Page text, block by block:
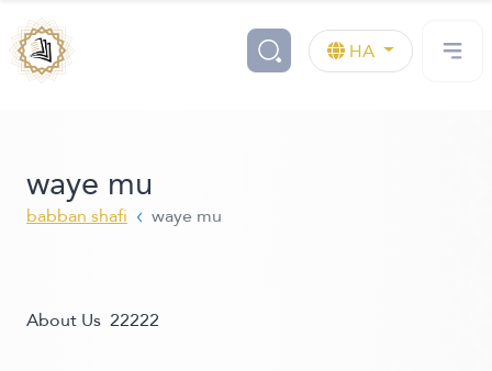
HA
waye mu
babban shafi waye mu
About Us 22222